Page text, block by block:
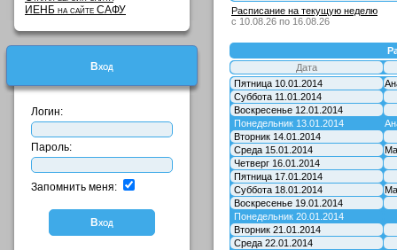
ИЕНБ на сайте САФУ
Вход
Логин:
Пароль:
Запомнить меня:
Расписание на текущую неделю
с 10.08.26 по 16.08.26
Дата
Пятница 10.01.2014
Суббота 11.01.2014
Воскресенье 12.01.2014
Понедельник 13.01.2014
Вторник 14.01.2014
Среда 15.01.2014
Четверг 16.01.2014
Пятница 17.01.2014
Суббота 18.01.2014
Воскресенье 19.01.2014
Понедельник 20.01.2014
Вторник 21.01.2014
Среда 22.01.2014